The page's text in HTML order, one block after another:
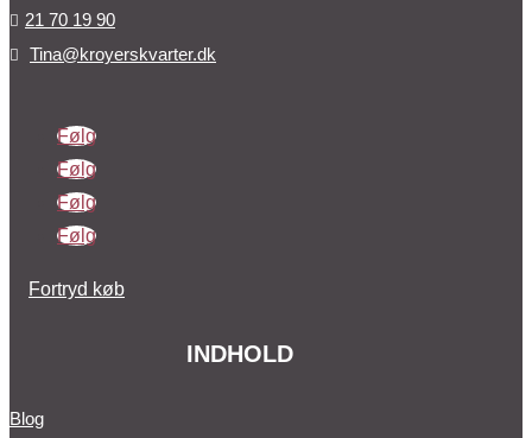
 21 70 19 90
 Tina@kroyerskvarter.dk
Følg
Følg
Følg
Følg
Fortryd køb
INDHOLD
Blog